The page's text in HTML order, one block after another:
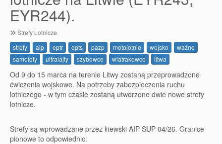
EYR244).
Strefy Lotnicze
strefy
aip eptr epts pazp motolotnie wojsko
ważne
samoloty
ultralajty szybowce wiatrakowce litwa
Od 9 do 15 marca na terenie Litwy zostaną przeprowadzone
ćwiczenia wojskowe. Na potrzeby zabezpieczenia ruchu
lotniczego - w tym czasie zostaną utworzone dwie nowe strefy
lotnicze.
Strefy są wprowadzane przez litewski AIP SUP 04/26. Granice
pionowe to odpowiednio: